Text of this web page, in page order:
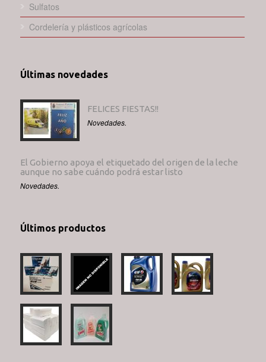
Sulfatos
Cordelería y plásticos agrícolas
Últimas novedades
FELICES FIESTAS!!
Novedades.
El Gobierno apoya el etiquetado del origen de la leche
aunque no sabe cuándo podrá estar listo
Novedades.
Últimos productos